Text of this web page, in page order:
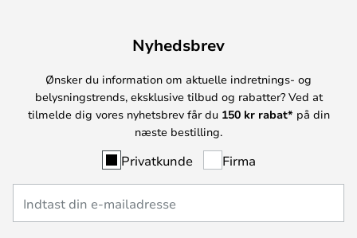
Nyhedsbrev
Ønsker du information om aktuelle indretnings- og
belysningstrends, eksklusive tilbud og rabatter? Ved at
tilmelde dig vores nyhetsbrev får du 150 kr rabat* på din
næste bestilling.
Privatkunde Firma